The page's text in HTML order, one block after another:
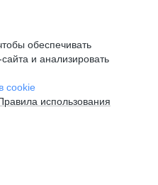
обеспечивать
и анализировать
cookie
использования